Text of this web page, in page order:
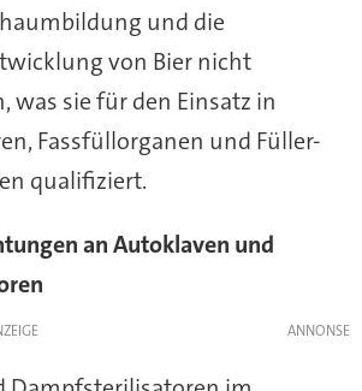
und die
von Bier nicht
was sie für den Einsatz in
Fassfüllorganen und Füller-
qualifiziert.
an Autoklaven und